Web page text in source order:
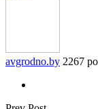
avgrodno.by 2267